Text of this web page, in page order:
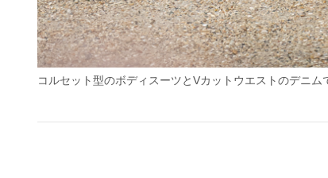
コルセット型のボディスーツとVカットウエストのデニ